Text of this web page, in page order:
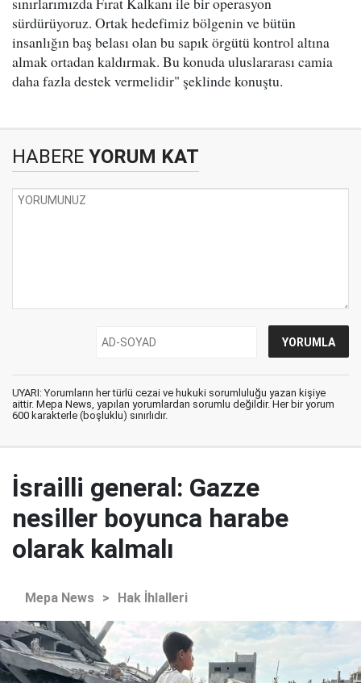
sürdürüyoruz. Ortak hedefimiz bölgenin ve bütün
insanlığın baş belası olan bu sapık örgütü kontrol altına
almak ortadan kaldırmak. Bu konuda uluslararası camia
daha fazla destek vermelidir" şeklinde konuştu.
HABERE YORUM KAT
UYARI: Yorumların her türlü cezai ve hukuki sorumluluğu yazan kişiye
aittir. Mepa News, yapılan yorumlardan sorumlu değildir. Her bir yorum
600 karakterle (boşluklu) sınırlıdır.
İsrailli general: Gazze
nesiller boyunca harabe
olarak kalmalı
Mepa News > Hak İhlalleri